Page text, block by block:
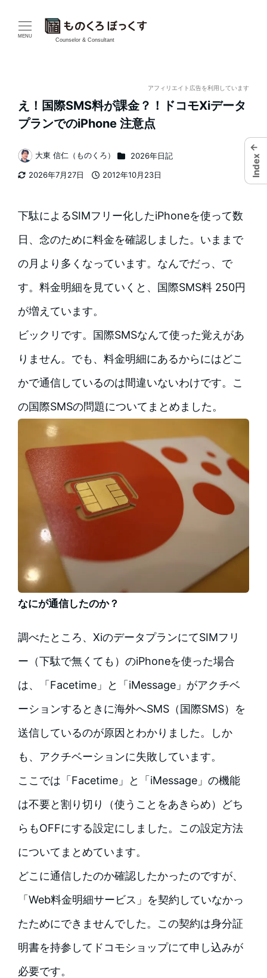
MENU
Counselor & Consultant
アフィリエイト広告を利用しています
え！国際SMS料が課金？！ドコモXiデータ
プランでのiPhone 注意点
2026年7月27日
2012年10月23日
著
者
大東 信仁（ものくろ） カテゴリー
2026年日記
下駄によるSIMフリー化したiPhoneを使って数
日、念のために料金を確認しました。いままで
の月より多くなっています。なんでだっ、で
す。料金明細を見ていくと、国際SMS料 250円
が増えています。
ビックリです。国際SMSなんて使った覚えがあ
りません。でも、料金明細にあるからにはどこ
かで通信しているのは間違いないわけです。こ
の国際SMSの問題についてまとめました。
なにが通信したのか？
調べたところ、XiのデータプランにてSIMフリ
ー（下駄で無くても）のiPhoneを使った場合
は、「Facetime」と「iMessage」がアクチベ
ーションするときに海外へSMS（国際SMS）を
送信しているのが原因とわかりました。しか
も、アクチベーションに失敗しています。
ここでは「Facetime」と「iMessage」の機能
は不要と割り切り（使うことをあきらめ）どち
らもOFFにする設定にしました。この設定方法
についてまとめています。
どこに通信したのか確認したかったのですが、
「Web料金明細サービス」を契約していなかっ
たためにできませんでした。この契約は身分証
明書を持参してドコモショップにて申し込みが
必要です。
←
Index